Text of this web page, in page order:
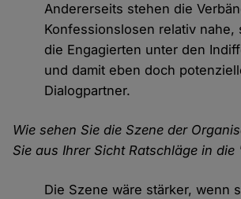
Andererseits stehen die
Konfessionslosen relativ nahe,
die Engagierten unter den
und damit eben doch
Dialogpartner.
Wie sehen Sie die Szene der
Sie aus Ihrer Sicht Ratschläge in die
Die Szene wäre stärker, wenn